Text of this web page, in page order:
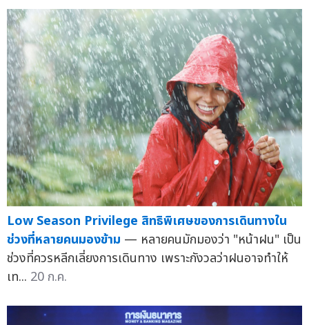
Low Season Privilege สิทธิพิเศษของการเดินทางใน
ช่วงที่หลายคนมองข้าม — หลายคนมักมองว่า "หน้าฝน" เป็น
ช่วงที่ควรหลีกเลี่ยงการเดินทาง เพราะกังวลว่าฝนอาจทำให้
เท... 20 ก.ค.